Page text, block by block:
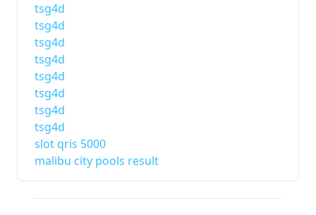
tsg4d
tsg4d
tsg4d
tsg4d
tsg4d
tsg4d
tsg4d
tsg4d
slot qris 5000
malibu city pools result